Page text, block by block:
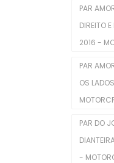
PAR
DIREITO
2016 -
PAR
OS
PAR DO
-